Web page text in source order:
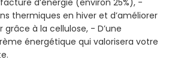
thermiques en hiver et d’améliorer
à la cellulose, - D’une
énergétique qui valorisera votre